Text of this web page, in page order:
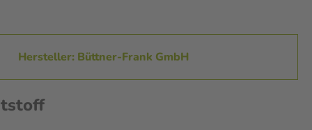
Hersteller: Büttner-Frank GmbH